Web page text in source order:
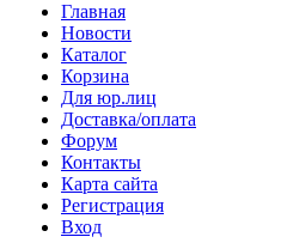
Главная
Новости
Каталог
Корзина
Для юр.лиц
Доставка/оплата
Форум
Контакты
Карта сайта
Регистрация
Вход